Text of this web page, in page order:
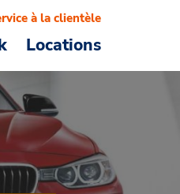
Locations
à la clientèle